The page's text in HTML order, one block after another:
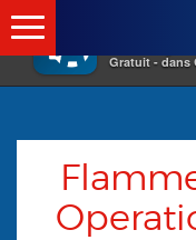
×
Gratuit - dans